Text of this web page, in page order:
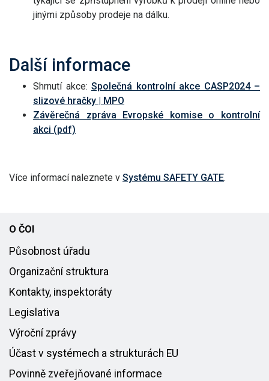
jinými způsoby prodeje na dálku.
Další informace
Shrnutí akce: Společná kontrolní akce CASP2024 –
slizové hračky | MPO
Závěrečná zpráva Evropské komise o kontrolní
akci (pdf)
Více informací naleznete v Systému SAFETY GATE.
O ČOI
Působnost úřadu
Organizační struktura
Kontakty, inspektoráty
Legislativa
Výroční zprávy
Účast v systémech a strukturách EU
Povinně zveřejňované informace